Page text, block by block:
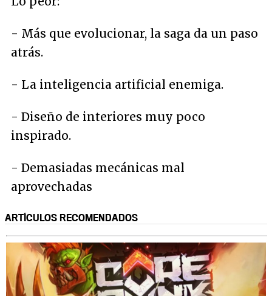
- Más que evolucionar, la saga da un paso
atrás.
- La inteligencia artificial enemiga.
- Diseño de interiores muy poco
inspirado.
- Demasiadas mecánicas mal
aprovechadas
ARTÍCULOS RECOMENDADOS